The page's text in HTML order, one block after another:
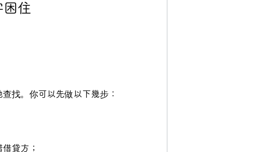
困住
找。你可以先做以下幾步：
貸方；